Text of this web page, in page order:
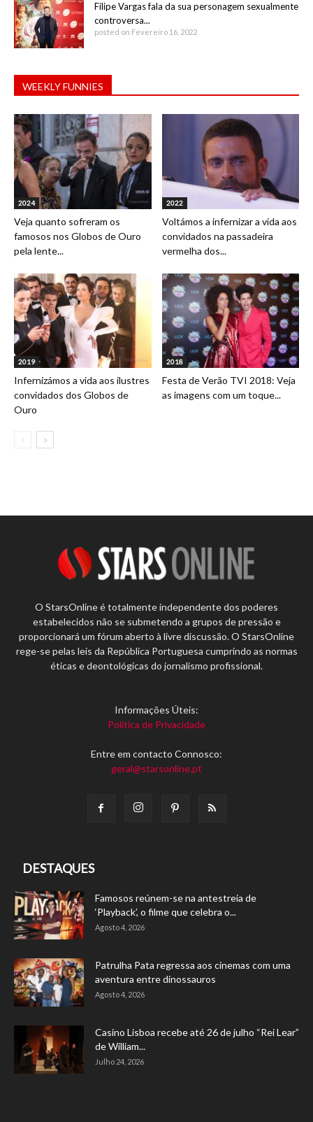
Filipe Vargas fala da sua personagem sexualmente
controversa...
posted on Fevereiro 16, 2022
WEEKLY FUNNIES
2024
Veja quanto sofreram os
famosos nos Globos de Ouro
pela lente...
2022
Voltámos a infernizar a vida aos
convidados na passadeira
vermelha dos...
2019
Infernizámos a vida aos ilustres
convidados dos Globos de
Ouro
2018
Festa de Verão TVI 2018: Veja
as imagens com um toque...
O StarsOnline é totalmente independente dos poderes
estabelecidos não se submetendo a grupos de pressão e
proporcionará um fórum aberto à livre discussão. O StarsOnline
rege-se pelas leis da República Portuguesa cumprindo as normas
éticas e deontológicas do jornalismo profissional.
Informações Úteis:
Política de Privacidade
Entre em contacto Connosco:
geral@starsonline.pt
DESTAQUES
Famosos reúnem-se na antestreia de
‘Playback’, o filme que celebra o...
Agosto 4, 2026
Patrulha Pata regressa aos cinemas com uma
aventura entre dinossauros
Agosto 4, 2026
Casino Lisboa recebe até 26 de julho “Rei Lear”
de William...
Julho 24, 2026